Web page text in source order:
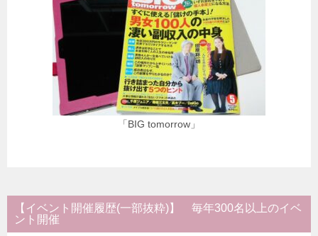
「BIG tomorrow」
【イベント開催履歴(一部抜粋)】 毎年300名以上のイベ
ント開催